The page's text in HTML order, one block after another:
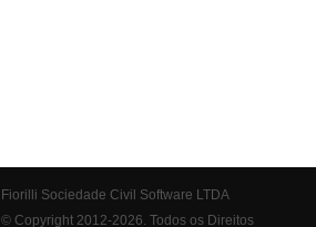
Fiorilli Sociedade Civil Software LTDA
© Copyright 2012-2026. Todos os Direitos